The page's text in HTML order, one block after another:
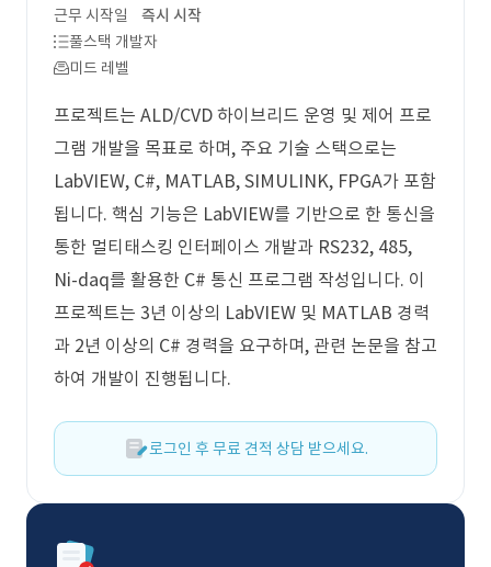
근무 시작일
즉시 시작
풀스택 개발자
미드 레벨
프로젝트는 ALD/CVD 하이브리드 운영 및 제어 프로
그램 개발을 목표로 하며, 주요 기술 스택으로는
LabVIEW, C#, MATLAB, SIMULINK, FPGA가 포함
됩니다. 핵심 기능은 LabVIEW를 기반으로 한 통신을
통한 멀티태스킹 인터페이스 개발과 RS232, 485,
Ni-daq를 활용한 C# 통신 프로그램 작성입니다. 이
프로젝트는 3년 이상의 LabVIEW 및 MATLAB 경력
과 2년 이상의 C# 경력을 요구하며, 관련 논문을 참고
하여 개발이 진행됩니다.
로그인 후 무료 견적 상담 받으세요.